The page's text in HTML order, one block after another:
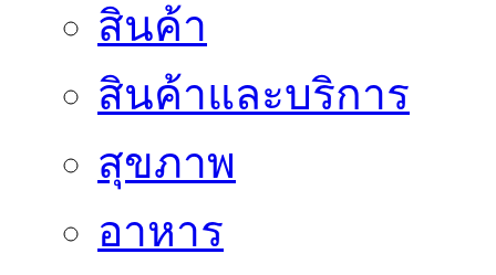
สินค้า
สินค้าและบริการ
สุขภาพ
อาหาร